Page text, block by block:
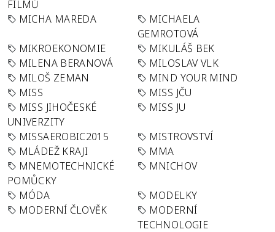
FILMŮ
MICHA MAREDA
MICHAELA
GEMROTOVÁ
MIKROEKONOMIE
MIKULÁŠ BEK
MILENA BERANOVÁ
MILOSLAV VLK
MILOŠ ZEMAN
MIND YOUR MIND
MISS
MISS JČU
MISS JIHOČESKÉ
UNIVERZITY
MISS JU
MISSAEROBIC2015
MISTROVSTVÍ
MLÁDEŽ KRAJI
MMA
MNEMOTECHNICKÉ
POMŮCKY
MNICHOV
MÓDA
MODELKY
MODERNÍ ČLOVĚK
MODERNÍ
TECHNOLOGIE